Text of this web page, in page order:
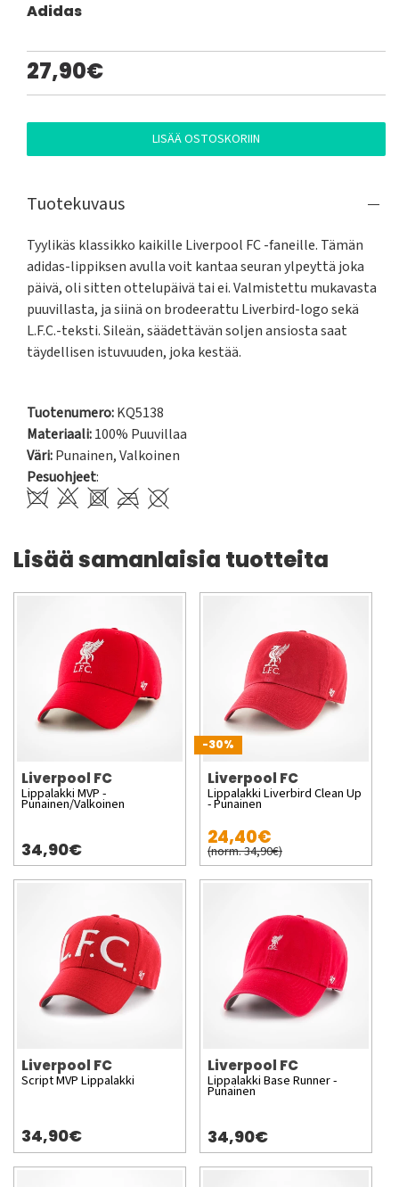
Adidas
27,90€
LISÄÄ OSTOSKORIIN
Tuotekuvaus
Tyylikäs klassikko kaikille Liverpool FC -faneille. Tämän
adidas-lippiksen avulla voit kantaa seuran ylpeyttä joka
päivä, oli sitten ottelupäivä tai ei. Valmistettu mukavasta
puuvillasta, ja siinä on brodeerattu Liverbird-logo sekä
L.F.C.-teksti. Sileän, säädettävän soljen ansiosta saat
täydellisen istuvuuden, joka kestää.
Tuotenumero:KQ5138
Materiaali:100% Puuvillaa
Väri:Punainen,Valkoinen
Pesuohjeet:
Lisää samanlaisia tuotteita
Liverpool FC
Lippalakki MVP -
Punainen/Valkoinen
34,90€
-30%
Liverpool FC
Lippalakki Liverbird Clean Up
- Punainen
24,40€
(norm. 34,90€)
Liverpool FC
Script MVP Lippalakki
34,90€
Liverpool FC
Lippalakki Base Runner -
Punainen
34,90€